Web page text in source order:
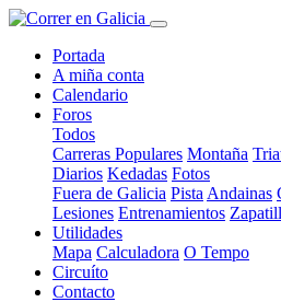
Portada
A miña conta
Calendario
Foros
Todos
Carreras Populares Montaña
Diarios Kedadas Fotos
Fuera de Galicia Pista Andainas
Lesiones Entrenamientos
Utilidades
Mapa Calculadora O Tempo
Circuíto
Contacto